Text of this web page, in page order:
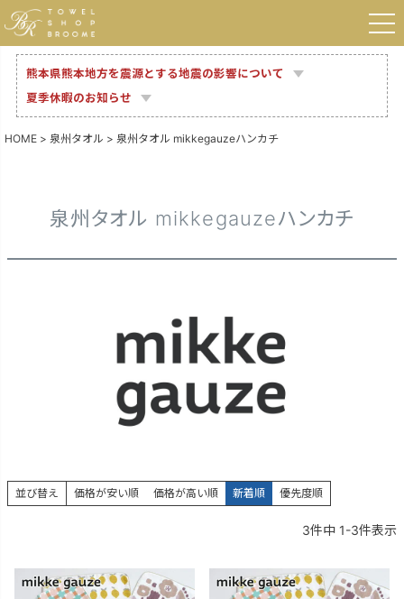
熊本県熊本地方を震源とする地震の影響について
夏季休暇のお知らせ
HOME 泉州タオル 泉州タオル mikkegauzeハンカチ
泉州タオル mikkegauzeハンカチ
並び替え 価格が安い順 価格が高い順 新着順 優先度順
3件中 1-3件表示